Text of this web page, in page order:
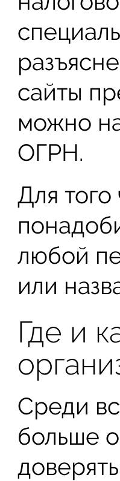
сайты
можно
ОГРН.
Для
любой
или
Где и
Среди
больше